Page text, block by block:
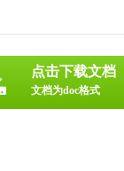
点击下载文档
文档为doc格式